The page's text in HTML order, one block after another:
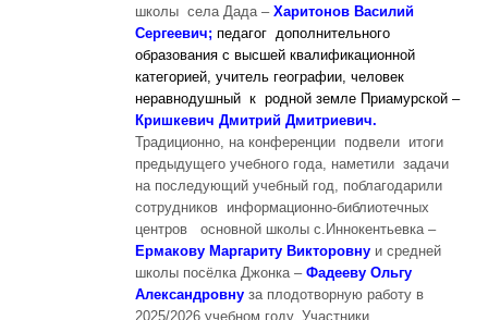
школы села Дада – Харитонов Василий
Сергеевич; педагог дополнительного
образования с высшей квалификационной
категорией, учитель географии, человек
неравнодушный к родной земле Приамурской –
Кришкевич Дмитрий Дмитриевич.
Традиционно, на конференции подвели итоги
предыдущего учебного года, наметили задачи
на последующий учебный год, поблагодарили
сотрудников информационно-библиотечных
центров основной школы с.Иннокентьевка –
Ермакову Маргариту Викторовну и средней
школы посёлка Джонка – Фадееву Ольгу
Александровну за плодотворную работу в
2025/2026 учебном году. Участники